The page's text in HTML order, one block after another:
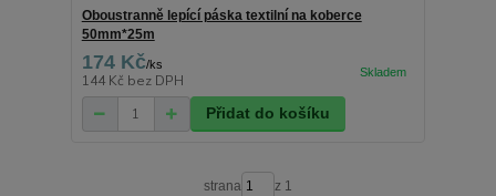
Oboustranně lepící páska textilní na koberce
50mm*25m
174 Kč/ks
144 Kč bez DPH
Přidat do košíku
strana z 1